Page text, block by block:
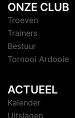
ONZE CLUB
Troeven
Trainers
Bestuur
Tornooi Ardooie
ACTUEEL
Kalender
Uitslagen